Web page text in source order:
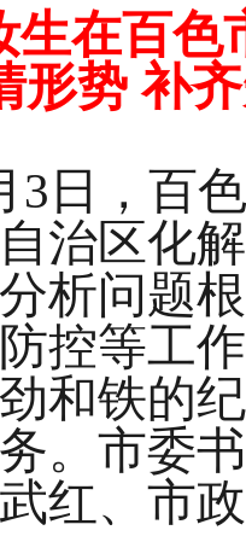
生在百色
形势 补
，百色
治区化
析问题
控等工
和铁的
。市委
红、市